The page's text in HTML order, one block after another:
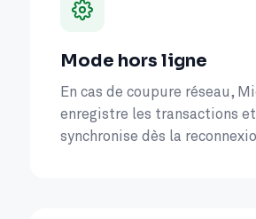
Mode hors ligne
En cas de coupure réseau,
enregistre les transactions
synchronise dès la